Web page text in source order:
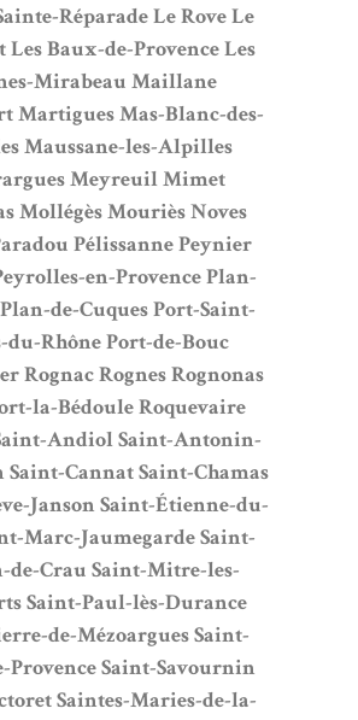
RéparadeLe RoveLe
Les Baux-de-ProvenceLes
Mirabeau Maillane
MartiguesMas-Blanc-des-
Maussane-les-Alpilles
MeyreuilMimet
MollégèsMourièsNoves
PélissannePeynier
en-ProvencePlan-
Plan-de-CuquesPort-Saint-
du-RhônePort-de-Bouc
RognacRognesRognonas
la-BédouleRoquevaire
AndiolSaint-Antonin-
Saint-CannatSaint-Chamas
Janson Saint-Étienne-du-
Marc-JaumegardeSaint-
Crau Saint-Mitre-les-
Saint-Paul-lès-Durance
de-MézoarguesSaint-
ProvenceSaint-Savournin
Saintes-Maries-de-la-